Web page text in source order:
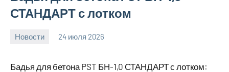
СТАНДАРТ с лотком
Новости 24 июля 2026
Бадья для бетона PST БН-1,0 СТАНДАРТ с лотком: